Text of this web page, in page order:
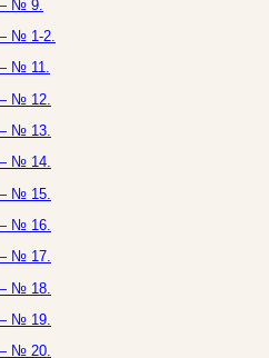
№ 9.
№ 1-2.
№ 11.
№ 12.
— № 13.
— № 14.
№ 15.
— № 16.
— № 17.
№ 18.
— № 19.
— № 20.